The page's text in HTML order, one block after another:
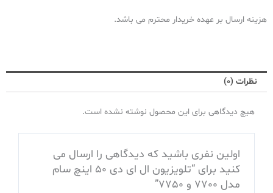
اینچ
7700
عدد
هزینه ارسال بر عهده خریدار محترم می باشد.
نظرات (0)
هیچ دیدگاهی برای این محصول نوشته نشده است.
اولین نفری باشید که دیدگاهی را ارسال می
کنید برای “تلویزیون ال ای دی 50 اینچ سام
مدل 7700 و 7750”